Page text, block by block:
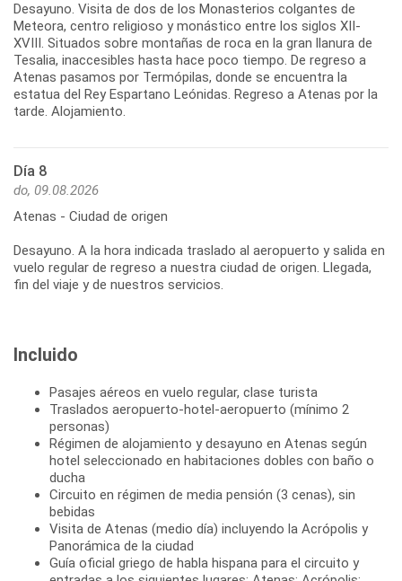
Desayuno. Visita de dos de los Monasterios colgantes de
Meteora, centro religioso y monástico entre los siglos XII-
XVIII. Situados sobre montañas de roca en la gran llanura de
Tesalia, inaccesibles hasta hace poco tiempo. De regreso a
Atenas pasamos por Termópilas, donde se encuentra la
estatua del Rey Espartano Leónidas. Regreso a Atenas por la
Día 8
do, 09.08.2026
Atenas - Ciudad de origen
Desayuno. A la hora indicada traslado al aeropuerto y salida en
vuelo regular de regreso a nuestra ciudad de origen. Llegada,
Incluido
Pasajes aéreos en vuelo regular, clase turista
Traslados aeropuerto-hotel-aeropuerto (mínimo 2
personas)
Régimen de alojamiento y desayuno en Atenas según
hotel seleccionado en habitaciones dobles con baño o
ducha
Circuito en régimen de media pensión (3 cenas), sin
bebidas
Visita de Atenas (medio día) incluyendo la Acrópolis y
Panorámica de la ciudad
Guía oficial griego de habla hispana para el circuito y